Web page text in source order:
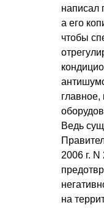
написал
а его
чтобы
Ведь
2006 г.
на